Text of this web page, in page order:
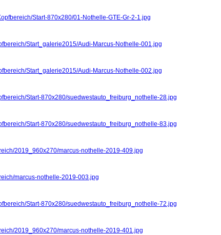
Start-870x280/01-Nothelle-GTE-Gr-2-1.jpg
Start_galerie2015/Audi-Marcus-Nothelle-001.jpg
Start_galerie2015/Audi-Marcus-Nothelle-002.jpg
Start-870x280/suedwestauto_freiburg_nothelle-28.jpg
Start-870x280/suedwestauto_freiburg_nothelle-83.jpg
2019_960x270/marcus-nothelle-2019-409.jpg
marcus-nothelle-2019-003.jpg
Start-870x280/suedwestauto_freiburg_nothelle-72.jpg
2019_960x270/marcus-nothelle-2019-401.jpg